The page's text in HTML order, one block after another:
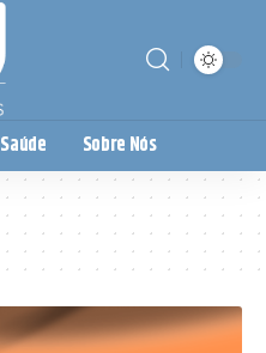
Saúde Sobre Nós